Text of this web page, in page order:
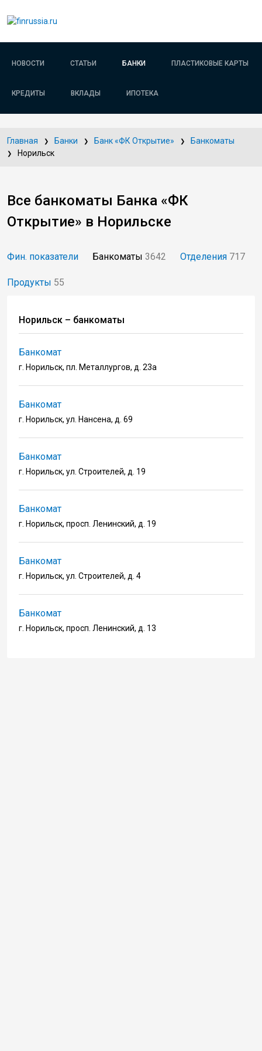
НОВОСТИ СТАТЬИ БАНКИ ПЛАСТИКОВЫЕ КАРТЫ
КРЕДИТЫ ВКЛАДЫ ИПОТЕКА
Главная Банки Банк «ФК Открытие»
Банкоматы
Норильск
Все банкоматы Банка «ФК
Открытие» в Норильске
Фин. показатели Банкоматы 3642 Отделения 717
Продукты 55
Норильск – банкоматы
Банкомат
г. Норильск, пл. Металлургов, д. 23а
Банкомат
г. Норильск, ул. Нансена, д. 69
Банкомат
г. Норильск, ул. Строителей, д. 19
Банкомат
г. Норильск, просп. Ленинский, д. 19
Банкомат
г. Норильск, ул. Строителей, д. 4
Банкомат
г. Норильск, просп. Ленинский, д. 13